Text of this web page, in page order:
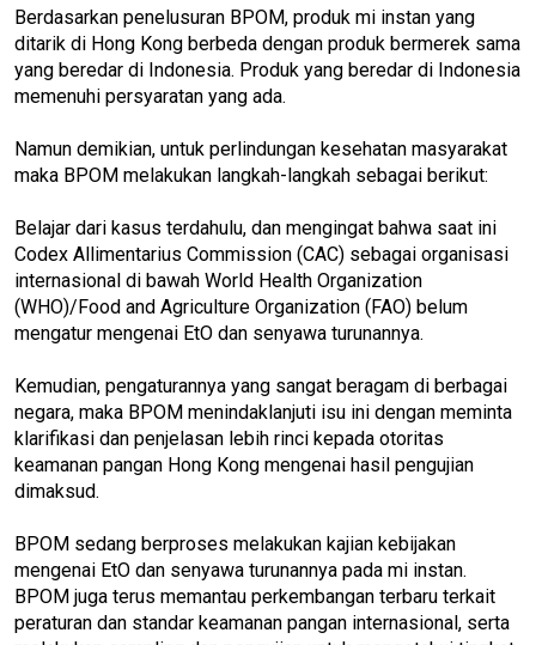
Berdasarkan penelusuran BPOM, produk mi instan yang
ditarik di Hong Kong berbeda dengan produk bermerek sama
yang beredar di Indonesia. Produk yang beredar di Indonesia
memenuhi persyaratan yang ada.
Namun demikian, untuk perlindungan kesehatan masyarakat
maka BPOM melakukan langkah-langkah sebagai berikut:
Belajar dari kasus terdahulu, dan mengingat bahwa saat ini
Codex Allimentarius Commission (CAC) sebagai organisasi
internasional di bawah World Health Organization
(WHO)/Food and Agriculture Organization (FAO) belum
mengatur mengenai EtO dan senyawa turunannya.
Kemudian, pengaturannya yang sangat beragam di berbagai
negara, maka BPOM menindaklanjuti isu ini dengan meminta
klarifikasi dan penjelasan lebih rinci kepada otoritas
keamanan pangan Hong Kong mengenai hasil pengujian
dimaksud.
BPOM sedang berproses melakukan kajian kebijakan
mengenai EtO dan senyawa turunannya pada mi instan.
BPOM juga terus memantau perkembangan terbaru terkait
peraturan dan standar keamanan pangan internasional, serta